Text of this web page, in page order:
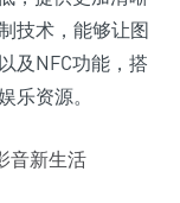
技术，能够让图
及NFC功能，搭
乐资源。